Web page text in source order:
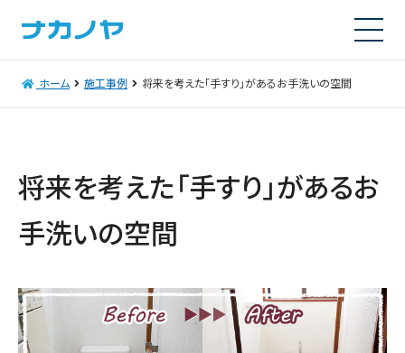
ホーム 施工事例 将来を考えた「手すり」があるお手洗いの空間
将来を考えた「手すり」があるお
手洗いの空間